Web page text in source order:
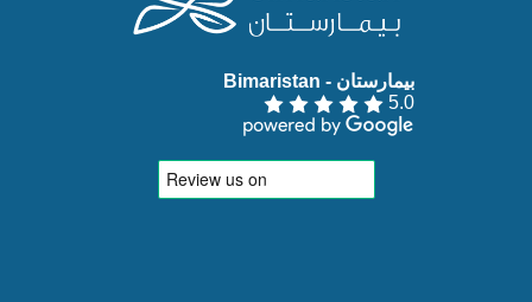
بيمارستان - Bimaristan‏
5.0